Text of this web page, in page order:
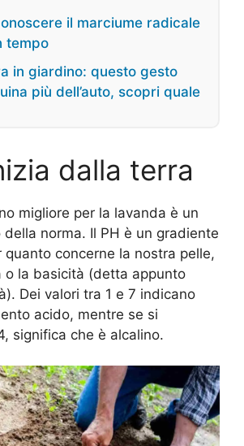
il marciume radicale
tempo
in giardino: questo gesto
più dell’auto, scopri quale
dalla terra
migliore per la lavanda è un
della norma. Il PH è un gradiente
quanto concerne la nostra pelle,
o la basicità (detta appunto
Dei valori tra 1 e 7 indicano
acido, mentre se si
significa che è alcalino.